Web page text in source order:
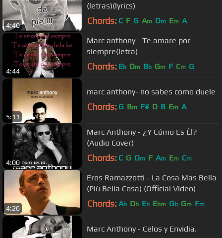
4:40
(letras)(lyrics)
Chords: C F G Am Dm Em A
4:44
Marc anthony - Te amare por
siempre(letra)
Chords: Eb Dm Bb Gm F Cm G
5:11
marc anthony- no sabes como duele
Chords: G Bm F# D B Em A
4:00
Marc Anthony - ¿Y Cómo Es Él?
(Audio Cover)
Chords: C G Dm F Am Em Cm
4:26
Eros Ramazzotti - La Cosa Mas Bella
(Più Bella Cosa) (Official Video)
Chords: Ab Db Eb Ebm Gb Gm Fm
Marc Anthony - Celos y Envidia.